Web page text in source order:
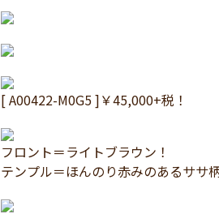
[ A00422-M0G5 ]￥45,000+税！
フロント＝ライトブラウン！
テンプル＝ほんのり赤みのあるササ